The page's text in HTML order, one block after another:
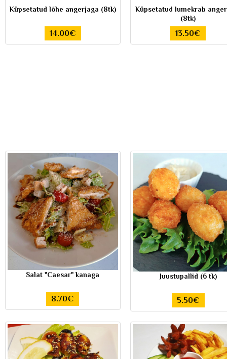
Küpsetatud lõhe angerjaga (8tk)
14.00€
Küpsetatud lumekrab
(8tk)
13.50€
Salat "Caesar" kanaga
8.70€
Juustupallid (6 tk)
5.50€